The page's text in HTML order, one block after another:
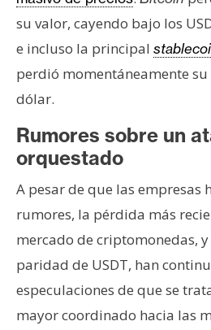
su valor, cayendo bajo los
e incluso la principal
perdió momentáneamente
dólar.
Rumores sobre un
orquestado
A pesar de que las empresas
rumores, la pérdida más
mercado de criptomonedas,
paridad de USDT, han
especulaciones de que se
mayor coordinado hacia las